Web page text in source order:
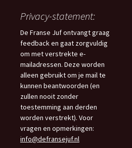
Privacy-statement:
De Franse Juf ontvangt graag
feedback en gaat zorgvuldig
om met verstrekte e-
mailadressen. Deze worden
alleen gebruikt om je mail te
kunnen beantwoorden (en
zullen nooit zonder
toestemming aan derden
worden verstrekt). Voor
vragen en opmerkingen:
info@defransejuf.nl